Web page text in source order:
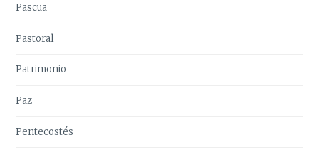
Pascua
Pastoral
Patrimonio
Paz
Pentecostés